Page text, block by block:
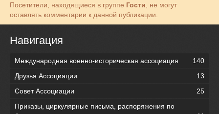
Посетители, находящиеся в группе Гости , не могут
оставлять комментарии к данной публикации.
Навигация
Международная военно-историческая ассоциация
140
Друзья Ассоциации
13
Совет Ассоциации
25
Приказы, циркулярные письма, распоряжения по